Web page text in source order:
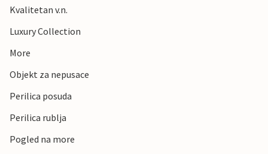
Kvalitetan v.n.
Luxury Collection
More
Objekt za nepusace
Perilica posuda
Perilica rublja
Pogled na more